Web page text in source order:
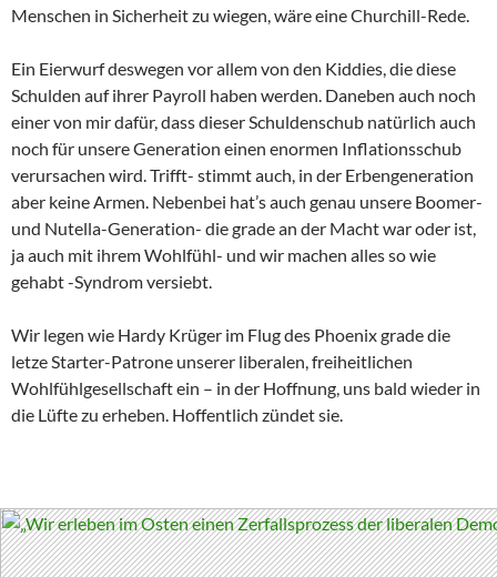
Menschen in Sicherheit zu wiegen, wäre eine Churchill-Rede.
Ein Eierwurf deswegen vor allem von den Kiddies, die diese
Schulden auf ihrer Payroll haben werden. Daneben auch noch
einer von mir dafür, dass dieser Schuldenschub natürlich auch
noch für unsere Generation einen enormen Inflationsschub
verursachen wird. Trifft- stimmt auch, in der Erbengeneration
aber keine Armen. Nebenbei hat’s auch genau unsere Boomer-
und Nutella-Generation- die grade an der Macht war oder ist,
ja auch mit ihrem Wohlfühl- und wir machen alles so wie
gehabt -Syndrom versiebt.
Wir legen wie Hardy Krüger im Flug des Phoenix grade die
letze Starter-Patrone unserer liberalen, freiheitlichen
Wohlfühlgesellschaft ein – in der Hoffnung, uns bald wieder in
die Lüfte zu erheben. Hoffentlich zündet sie.